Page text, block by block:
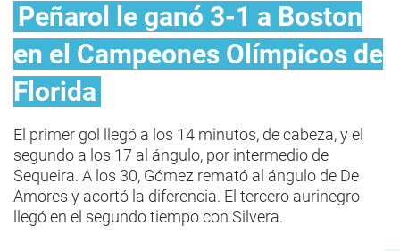
Peñarol le ganó 3-1 a Boston
en el Campeones Olímpicos de
Florida
El primer gol llegó a los 14 minutos, de cabeza, y el
segundo a los 17 al ángulo, por intermedio de
Sequeira. A los 30, Gómez remató al ángulo de De
Amores y acortó la diferencia. El tercero aurinegro
llegó en el segundo tiempo con Silvera.